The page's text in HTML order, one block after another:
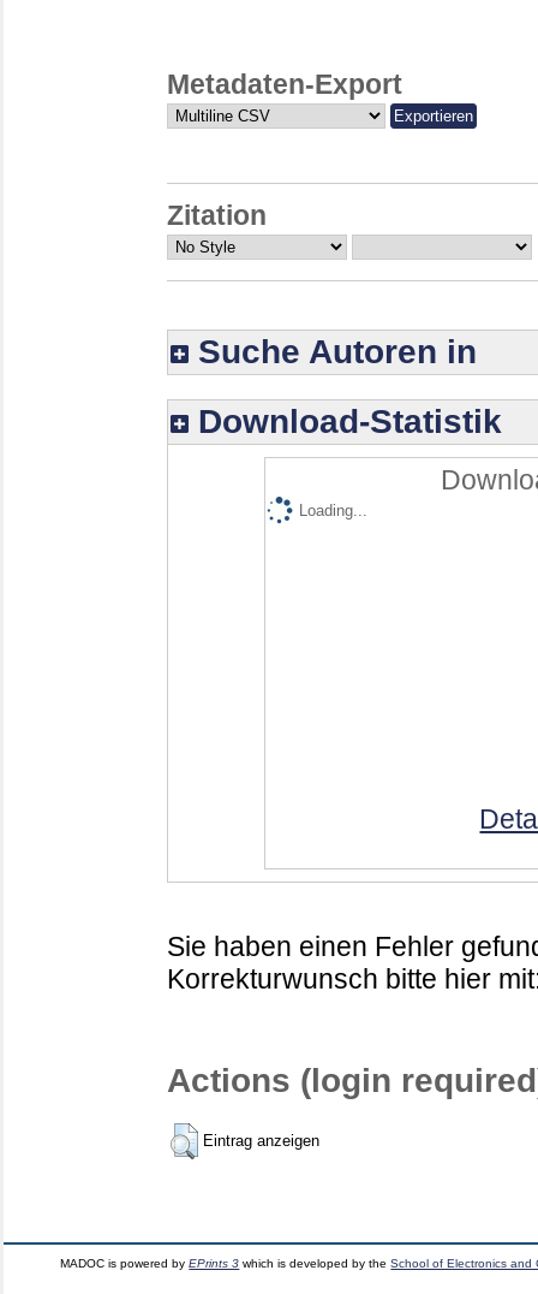
Metadaten-Export
Zitation
Suche Autoren in
Download-Statistik
Loading...
Sie haben einen Fehler
Korrekturwunsch bitte hier
Actions (login
Eintrag anzeigen
MADOC is powered byEPrints 3 which is developed by theSchool of Electronics and